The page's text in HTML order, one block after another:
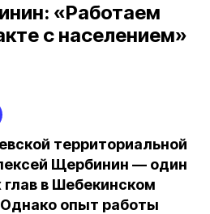
«Работаем
с населением»
территориальной
Щербинин — один
в Шебекинском
Однако опыт работы